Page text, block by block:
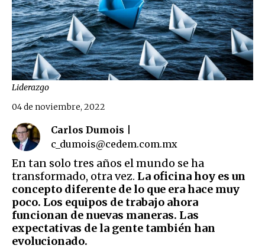
Liderazgo
Carlos Dumois |
c_dumois@cedem.com.mx
04 de noviembre, 2022
En tan solo tres años el mundo se ha
transformado, otra vez. La oficina hoy es un
concepto diferente de lo que era hace muy
poco. Los equipos de trabajo ahora
funcionan de nuevas maneras. Las
expectativas de la gente también han
evolucionado.